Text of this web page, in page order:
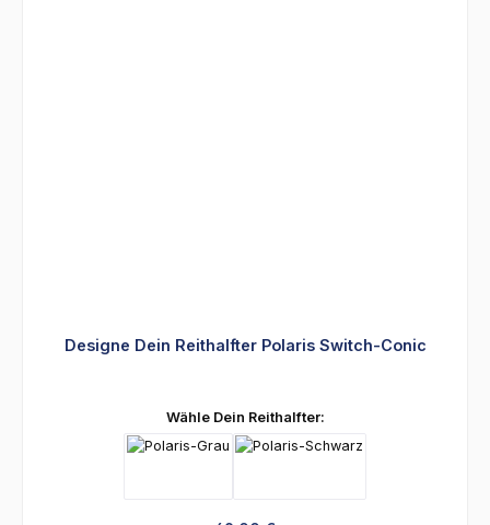
Designe Dein Reithalfter Polaris Switch-Conic
Wähle Dein Reithalfter:auswählen